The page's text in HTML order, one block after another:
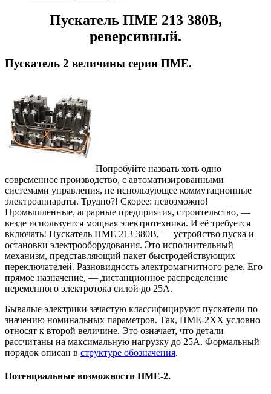
Пускатель ПМЕ 213 380В,
реверсивный.
Пускатель 2 величины серии ПМЕ.
Попробуйте назвать хоть одно
современное производство, с автоматизированными
системами управления, не использующее коммутационные
электроаппараты. Трудно?! Скорее: невозможно!
Промышленные, аграрные предприятия, строительство, —
везде используется мощная электротехника. И её требуется
включать! Пускатель ПМЕ 213 380В, — устройство пуска и
остановки электрооборудования. Это исполнительный
механизм, представляющий пакет быстродействующих
переключателей. Разновидность электромагнитного реле. Его
прямое назначение, — дистанционное распределение
переменного электротока силой до 25А.
Бывалые электрики зачастую классифицируют пускатели по
значению номинальных параметров. Так, ПМЕ-2ХХ условно
относят к второй величине. Это означает, что детали
рассчитаны на максимальную нагрузку до 25А. Формальный
порядок описан в структуре обозначения.
Потенциальные возможности ПМЕ-2.